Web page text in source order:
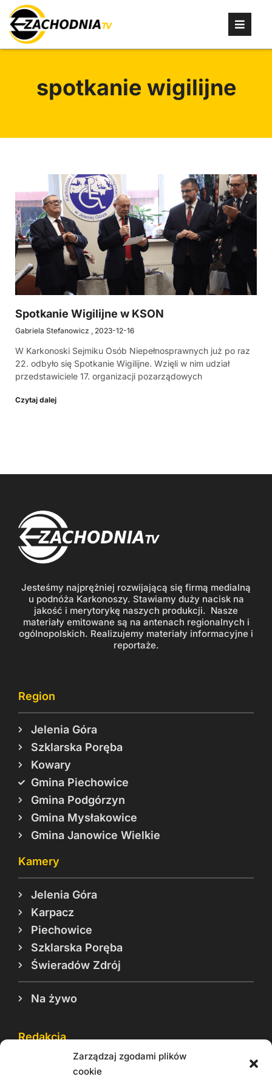
Zarządzaj zgodami plików
cookie
spotkanie wigilijne
Spotkanie Wigilijne w KSON
Gabriela Stefanowicz 2023-12-16
W Karkonoski Sejmiku Osób Niepełnosprawnych już po raz
22. odbyło się Spotkanie Wigilijne. Wzięli w nim udział
przedstawiciele 17. organizacji pozarządowych
Czytaj dalej
Jesteśmy najprężniej rozwijającą się firmą medialną
u podnóża Karkonoszy. Stawiamy duży nacisk na
jakość i merytorykę naszych produkcji. Nasze
materiały emitowane są na antenach regionalnych i
ogólnopolskich. Realizujemy materiały informacyjne i
reportaże.
Region
Jelenia Góra
Szklarska Poręba
Kowary
Gmina Piechowice
Gmina Podgórzyn
Gmina Mysłakowice
Gmina Janowice Wielkie
Kamery
Jelenia Góra
Karpacz
Piechowice
Szklarska Poręba
Świeradów Zdrój
Na żywo
Redakcja
Reklama